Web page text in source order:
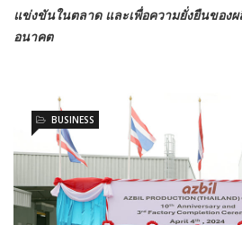
แข่งขันในตลาด และเพื่อความยั่งยืนของ
อนาคต
BUSINESS